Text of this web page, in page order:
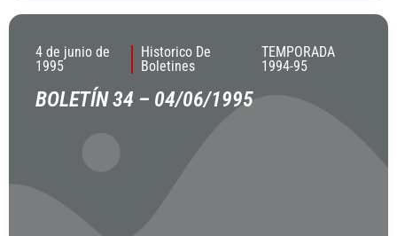
4 de junio de
1995
Historico De
Boletines
TEMPORADA
1994-95
BOLETÍN 34 – 04/06/1995